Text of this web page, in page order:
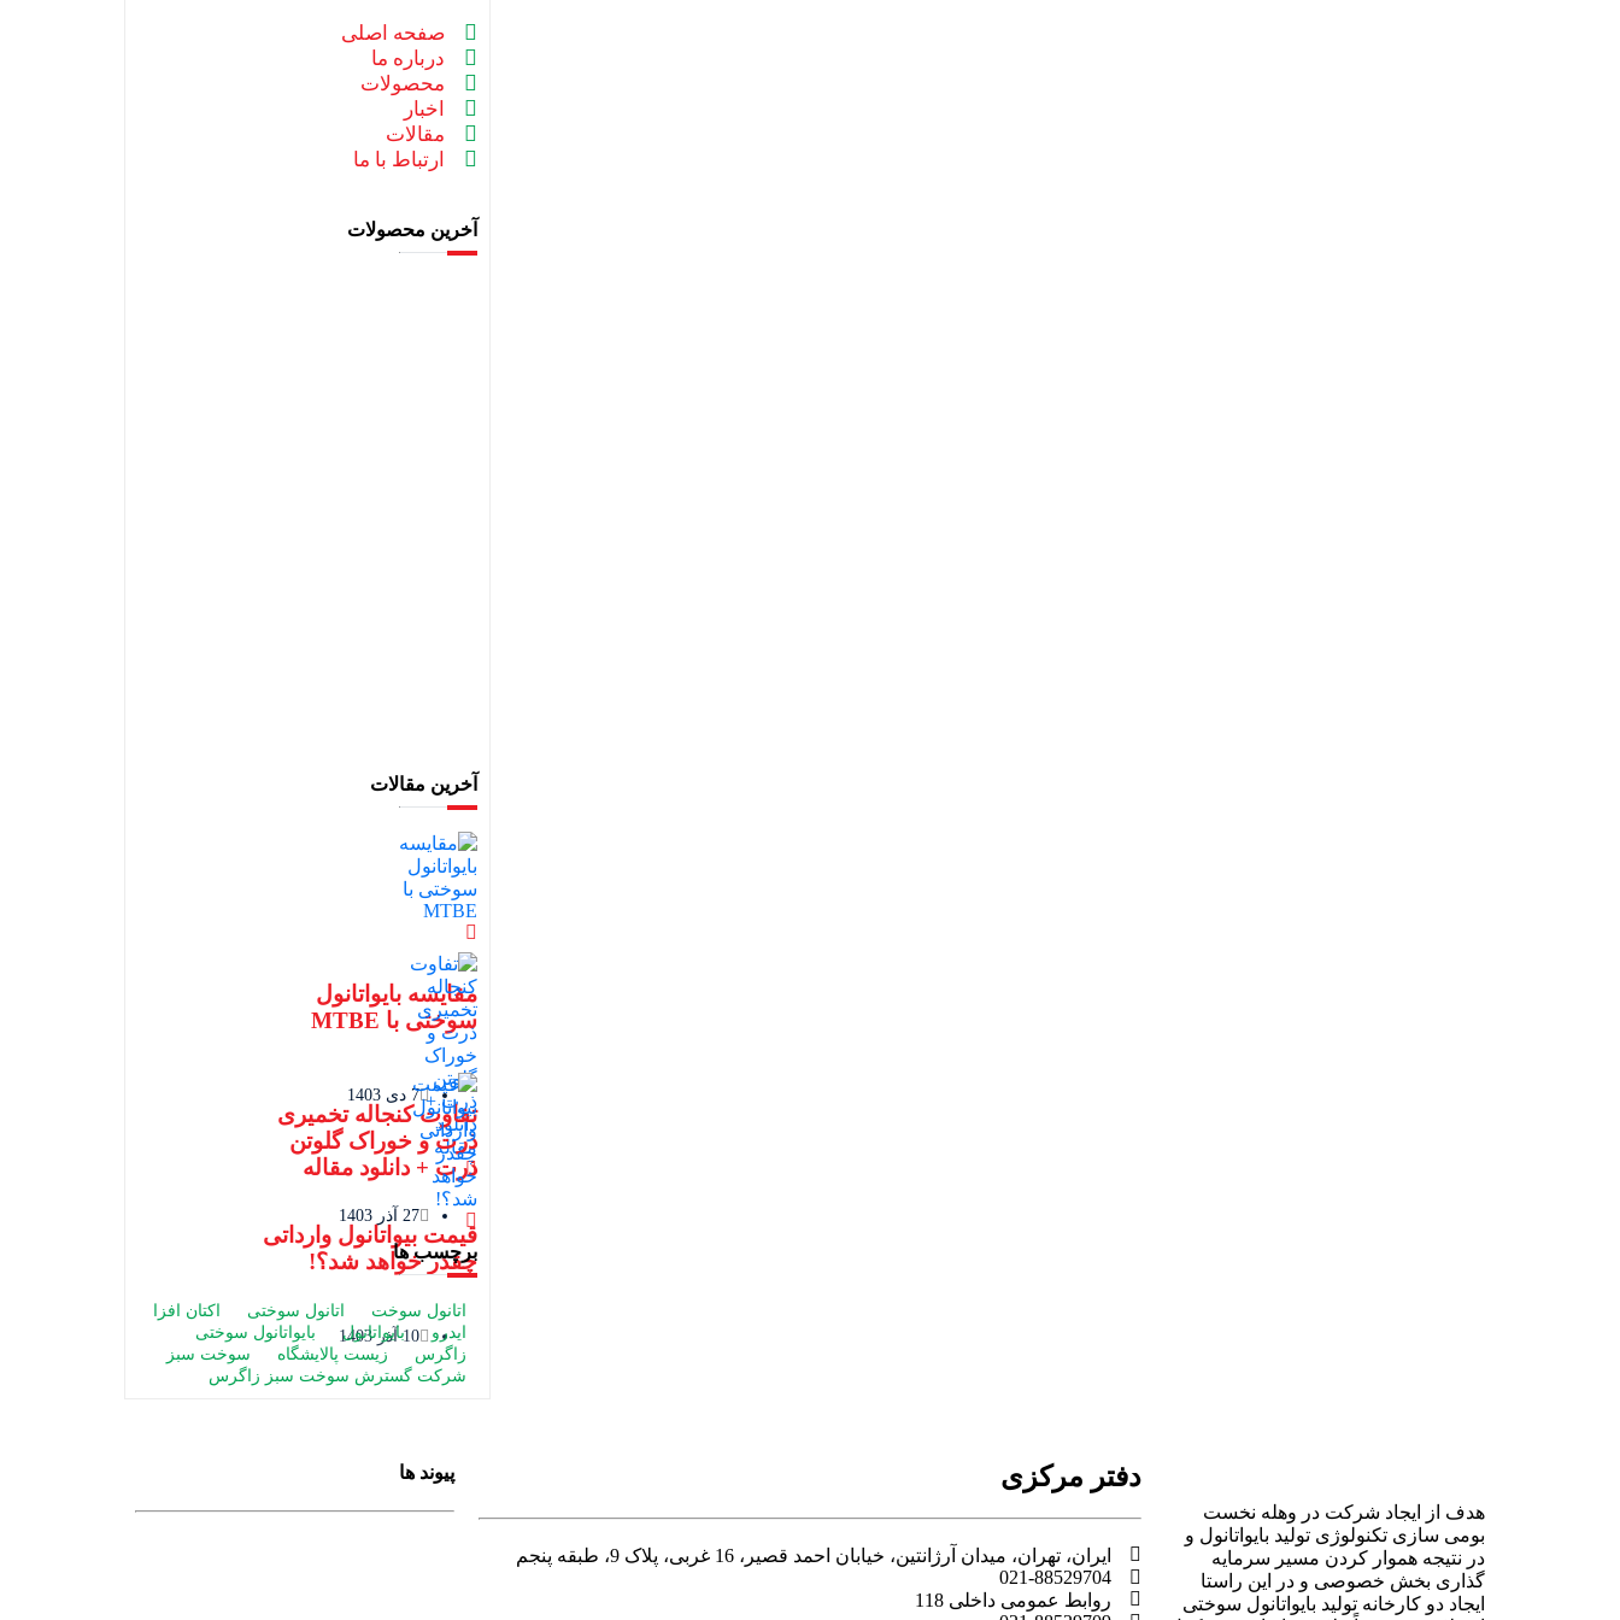
صفحه اصلی
درباره ما
محصولات
اخبار
مقالات
ارتباط با ما
آخرین محصولات
آخرین مقالات
مقایسه بایواتانول
سوختی با MTBE
7 دی 1403
تفاوت کنجاله تخمیری
ذرت و خوراک گلوتن
ذرت + دانلود مقاله
27 آذر 1403
قیمت بیواتانول وارداتی
چقدر خواهد شد؟!
10 آذر 1403
برچسب ها
اتانول سوخت اتانول سوختی
اکتان افزا
ایدرو
بایواتانول
بایواتانول سوختی
زاگرس
زیست پالایشگاه
سوخت سبز
شرکت گسترش سوخت سبز زاگرس
هدف از ایجاد شرکت در وهله نخست
بومی سازی تکنولوژی تولید بایواتانول و
در نتیجه هموار کردن مسیر سرمایه
گذاری بخش خصوصی و در این راستا
ایجاد دو کارخانه تولید بایواتانول سوختی
دفتر مرکزی
ایران، تهران، میدان آرژانتین، خیابان احمد قصیر، 16 غربی، پلاک 9، طبقه پنجم
021-88529704
روابط عمومی داخلی 118
پیوند ها